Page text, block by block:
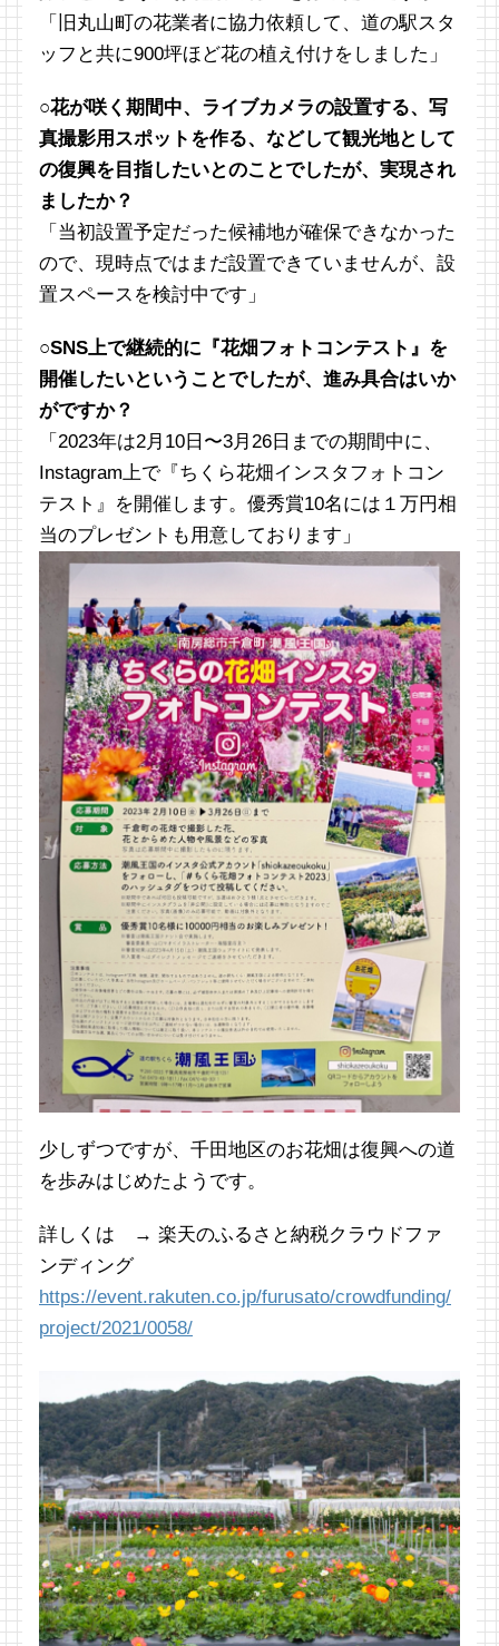
「旧丸山町の花業者に協力依頼して、道の駅スタ
ッフと共に900坪ほど花の植え付けをしました」
○花が咲く期間中、ライブカメラの設置する、写
真撮影用スポットを作る、などして観光地として
の復興を目指したいとのことでしたが、実現され
ましたか？
「当初設置予定だった候補地が確保できなかった
ので、現時点ではまだ設置できていませんが、設
置スペースを検討中です」
○SNS上で継続的に『花畑フォトコンテスト』を
開催したいということでしたが、進み具合はいか
がですか？
「2023年は2月10日〜3月26日までの期間中に、
Instagram上で『ちくら花畑インスタフォトコン
テスト』を開催します。優秀賞10名には１万円相
当のプレゼントも用意しております」
少しずつですが、千田地区のお花畑は復興への道
を歩みはじめたようです。
詳しくは → 楽天のふるさと納税クラウドファ
ンディング
https://event.rakuten.co.jp/furusato/crowdfunding/
project/2021/0058/